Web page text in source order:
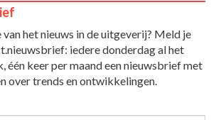
het nieuws in de uitgeverij? Meld je
iedere donderdag al het
één keer per maand een nieuwsbrief met
over trends en ontwikkelingen.